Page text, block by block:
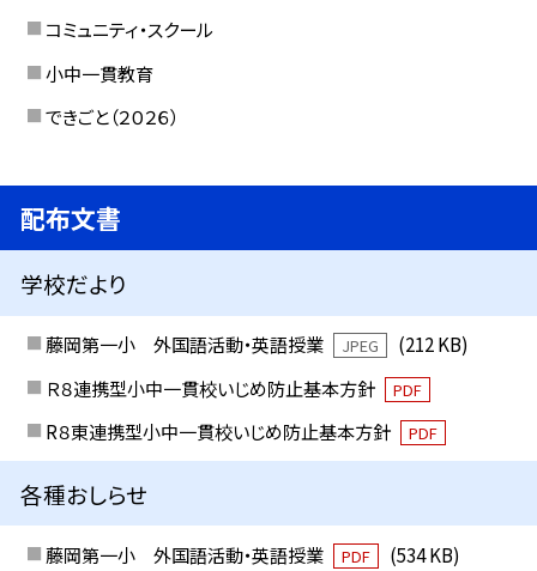
コミュニティ・スクール
小中一貫教育
できごと（２０２６）
配布文書
学校だより
藤岡第一小 外国語活動・英語授業 JPEG
(212 KB)
Ｒ８連携型小中一貫校いじめ防止基本方針
PDF
R８東連携型小中一貫校いじめ防止基本方針 PDF
各種おしらせ
藤岡第一小 外国語活動・英語授業 PDF
(534 KB)